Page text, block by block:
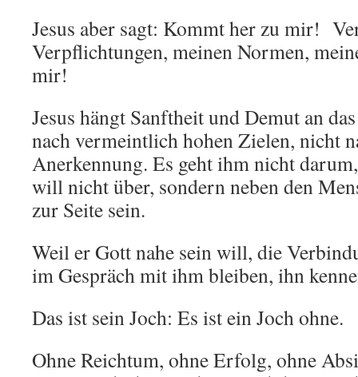
Jesus aber sagt: Kommt her zu mir!
Verpflichtungen, meinen Normen,
mir!
Jesus hängt Sanftheit und Demut an
nach vermeintlich hohen Zielen, nicht
Anerkennung. Es geht ihm nicht
will nicht über, sondern neben den
zur Seite sein.
Weil er Gott nahe sein will, die
im Gespräch mit ihm bleiben, ihn
Das ist sein Joch: Es ist ein Joch ohne.
Ohne Reichtum, ohne Erfolg, ohne